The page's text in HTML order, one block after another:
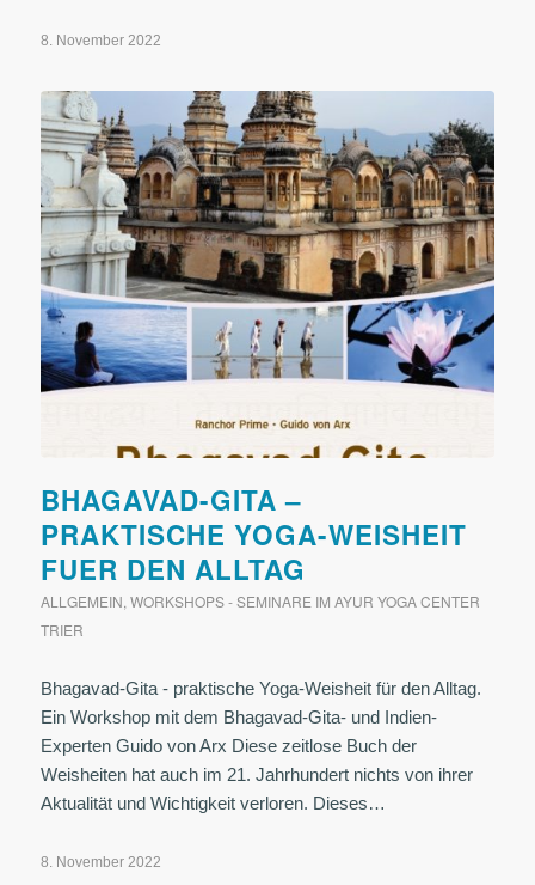
8. November 2022
BHAGAVAD-GITA –
PRAKTISCHE YOGA-WEISHEIT
FUER DEN ALLTAG
ALLGEMEIN,WORKSHOPS - SEMINARE IM AYUR YOGA CENTER
TRIER
Bhagavad-Gita - praktische Yoga-Weisheit für den Alltag.
Ein Workshop mit dem Bhagavad-Gita- und Indien-
Experten Guido von Arx Diese zeitlose Buch der
Weisheiten hat auch im 21. Jahrhundert nichts von ihrer
Aktualität und Wichtigkeit verloren. Dieses…
8. November 2022